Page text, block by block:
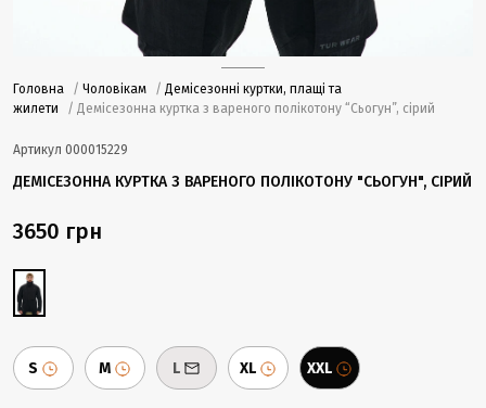
Головна / Чоловікам / Демісезонні куртки, плащі та
жилети
/ Демісезонна куртка з вареного полікотону “Сьогун”, сірий
Артикул 000015229
ДЕМІСЕЗОННА КУРТКА З ВАРЕНОГО ПОЛІКОТОНУ "СЬОГУН", СІРИЙ
3650 грн
S M L XL XXL